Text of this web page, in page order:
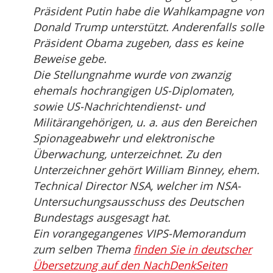
Präsident Putin habe die Wahlkampagne von
Donald Trump unterstützt. Anderenfalls solle
Präsident Obama zugeben, dass es keine
Beweise gebe.
Die Stellungnahme wurde von zwanzig
ehemals hochrangigen US-Diplomaten,
sowie US-Nachrichtendienst- und
Militärangehörigen, u. a. aus den Bereichen
Spionageabwehr und elektronische
Überwachung, unterzeichnet. Zu den
Unterzeichner gehört William Binney, ehem.
Technical Director NSA, welcher im NSA-
Untersuchungsausschuss des Deutschen
Bundestags ausgesagt hat.
Ein vorangegangenes VIPS-Memorandum
zum selben Thema finden Sie in deutscher
Übersetzung auf den NachDenkSeiten